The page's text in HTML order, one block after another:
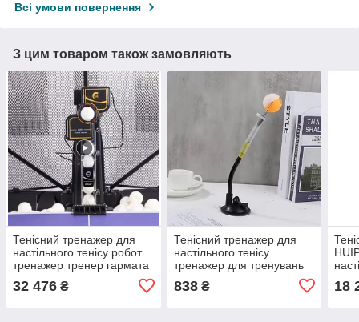
Всі умови повернення
З цим товаром також замовляють
Тенісний тренажер для
настільного тенісу робот
тренажер тренер гармата
настільного тенісу пінг-
32 476 ₴
Тенісний тренажер для
настільного тенісу
тренажер для тренувань
ударів по м'ячу зі швидким
відскоком для пінг понга
838₴ 18